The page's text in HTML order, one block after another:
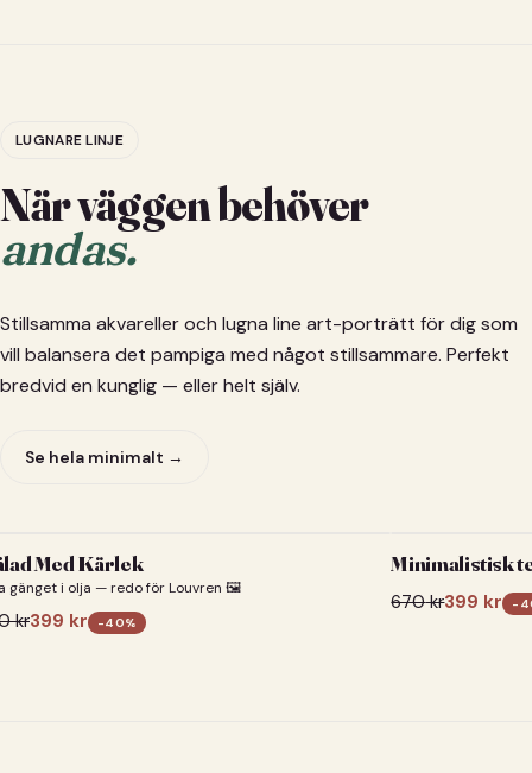
LUGNARE LINJE
När väggen behöver
andas.
Stillsamma akvareller och lugna line art-porträtt för dig som
vill balansera det pampiga med något stillsammare. Perfekt
bredvid en kunglig — eller helt själv.
Se hela minimalt →
Med Kärlek
gänget i olja — redo för Louvren 🖼️
kr399 kr -40%
Minimalistisk
670kr399 kr -